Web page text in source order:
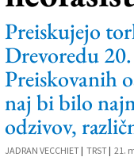
Vreme
V Kioskih
Uredništvo
Oglasi
Preiskujejo
Drevoredu
Preiskovanih
naj bi bilo
odzivov,
JADRAN VECCHIET | TRST | 21.